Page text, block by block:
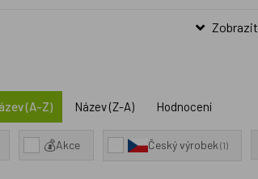
Zobrazit
(A-Z) Název (Z-A) Hodnocení
💰Akce Český výrobek (1)